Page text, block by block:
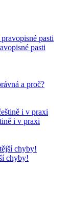
pasti
a proč?
i v praxi
chyby!